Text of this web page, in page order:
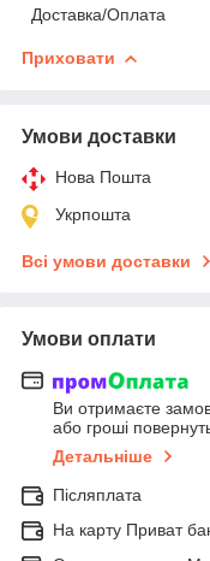
Доставка/Оплата
Приховати
Умови доставки
Нова Пошта
Укрпошта
Всі умови доставки
Умови оплати
Ви отримаєте
або гроші
Детальніше
Післяплата
На карту Приват